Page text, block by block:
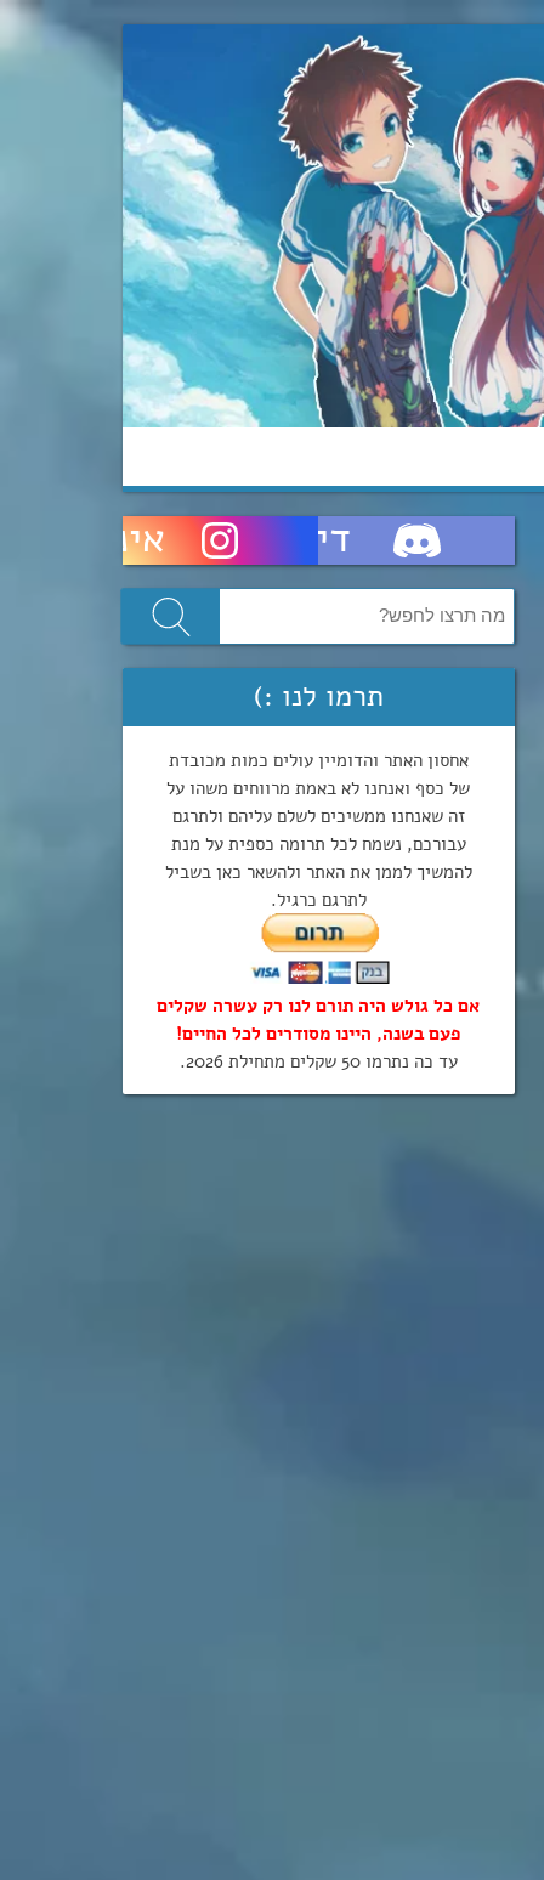
תרמו לנו :)
אחסון האתר והדומיין עולים כמות מכובדת
של כסף ואנחנו לא באמת מרווחים משהו על
זה שאנחנו ממשיכים לשלם עליהם ולתרגם
עבורכם, נשמח לכל תרומה כספית על מנת
להמשיך לממן את האתר ולהשאר כאן בשביל
לתרגם כרגיל.
אם כל גולש היה תורם לנו רק עשרה שקלים
פעם בשנה, היינו מסודרים לכל החיים!
עד כה נתרמו 50 שקלים מתחילת 2026.